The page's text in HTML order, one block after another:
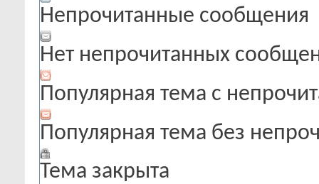
Непрочитанные сообщения
Нет непрочитанных
Популярная тема с
Популярная тема без
Тема закрыта